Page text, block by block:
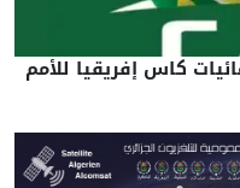
كاس إفريقيا للأمم